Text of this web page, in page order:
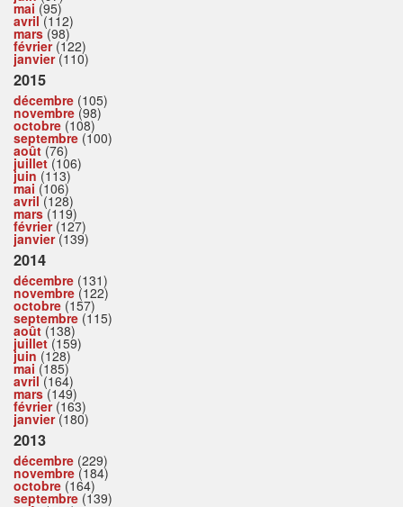
mai (95)
avril(112)
mars(98)
février(122)
janvier(110)
2015
décembre (105)
novembre (98)
octobre (108)
septembre (100)
août (76)
juillet(106)
juin (113)
mai (106)
avril(128)
mars(119)
février(127)
janvier(139)
2014
décembre (131)
novembre (122)
octobre (157)
septembre (115)
août (138)
juillet(159)
juin (128)
mai (185)
avril(164)
mars(149)
février(163)
janvier(180)
2013
décembre (229)
novembre (184)
octobre (164)
septembre (139)